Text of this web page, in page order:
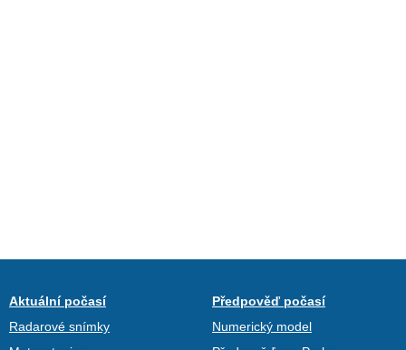
Aktuální počasí
Radarové snímky
Předpověď počasí
Numerický model